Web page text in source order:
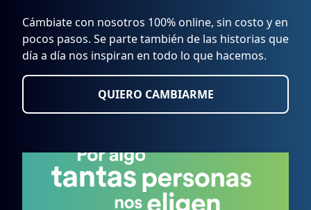
Cámbiate con nosotros 100% online, sin costo y en
pocos pasos. Se parte también de las historias que
día a día nos inspiran en todo lo que hacemos.
QUIERO CAMBIARME